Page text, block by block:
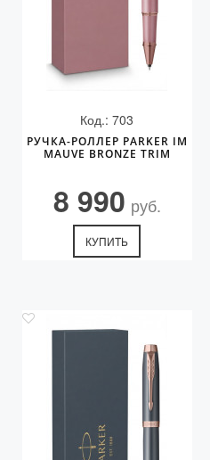
Код.: 703
РУЧКА-РОЛЛЕР PARKER IM
MAUVE BRONZE TRIM
8 990 руб.
КУПИТЬ